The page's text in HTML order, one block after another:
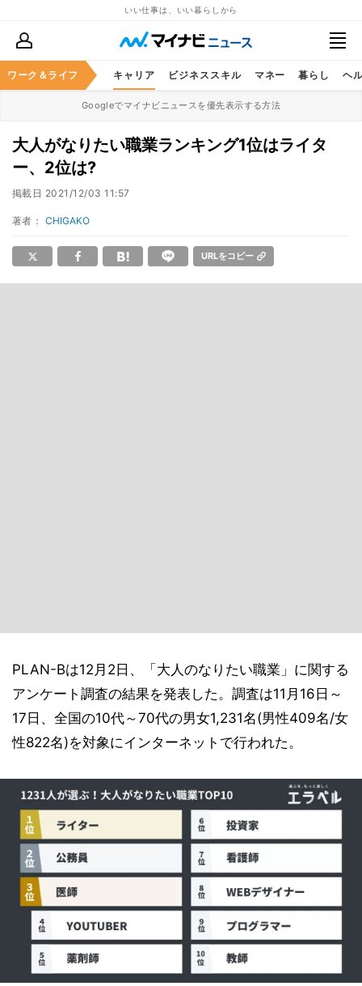
いい仕事は、いい暮らしから
ワーク＆ライフ キャリア ビジネススキル マネー 暮らし ヘ
Googleでマイナビニュースを優先表示する方法
大人がなりたい職業ランキング1位はライタ
ー、2位は?
掲載日 2021/12/03 11:57
著者： CHIGAKO
URLをコピー
PLAN-Bは12月2日、「大人のなりたい職業」に関する
アンケート調査の結果を発表した。調査は11月16日～
17日、全国の10代～70代の男⼥1,231名(男性409名/女
性822名)を対象にインターネットで行われた。